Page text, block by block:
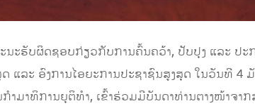
ນະຮັບຜິດຊອບກ່ຽວກັບການຄົ້ນຄວ້າ, ປັບປຸງ ແລະ ປ
ແລະ ອົງການໄອຍະການປະຊາຊົນສູງສຸດ ໃນວັນທີ 4
ມາທິການຍຸຕິທຳ, ເຂົ້າຮ່ວມມີບັນດາທ່ານຕາງໜ້າຈາ